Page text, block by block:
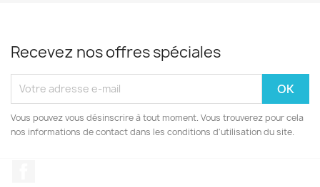
Recevez nos offres spéciales
Vous pouvez vous désinscrire à tout moment. Vous trouverez pour cela
nos informations de contact dans les conditions d'utilisation du site.